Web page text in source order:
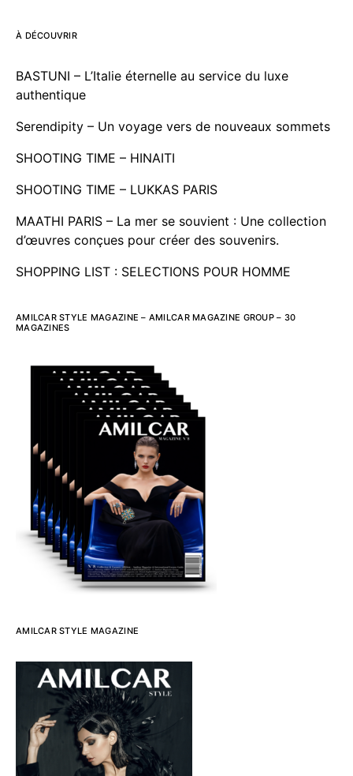
À DÉCOUVRIR
BASTUNI – L’Italie éternelle au service du luxe
authentique
Serendipity – Un voyage vers de nouveaux sommets
SHOOTING TIME – HINAITI
SHOOTING TIME – LUKKAS PARIS
MAATHI PARIS – La mer se souvient : Une collection
d’œuvres conçues pour créer des souvenirs.
SHOPPING LIST : SELECTIONS POUR HOMME
AMILCAR STYLE MAGAZINE – AMILCAR MAGAZINE GROUP – 30
MAGAZINES
AMILCAR STYLE MAGAZINE